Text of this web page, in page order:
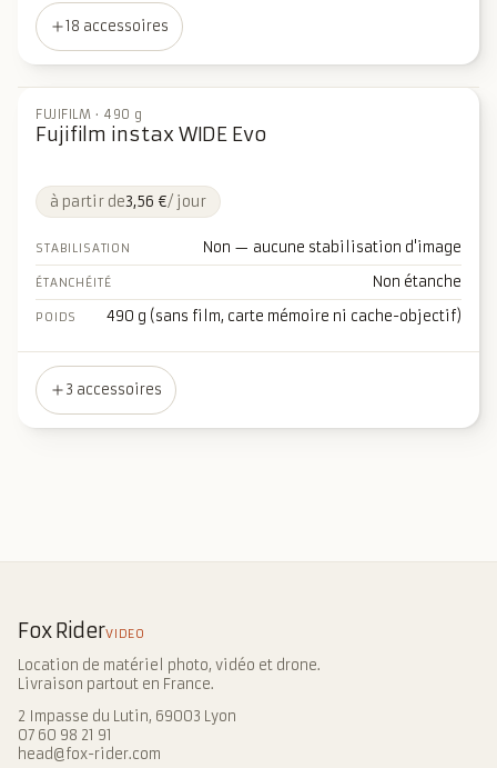
18 accessoires
FUJIFILM · 490 g
Fujifilm instax WIDE Evo
à partir de3,56 €/ jour
STABILISATION Non — aucune stabilisation d'image
ÉTANCHÉITÉ Non étanche
POIDS 490 g (sans film, carte mémoire ni cache-objectif)
3 accessoires
Fox RiderVIDEO
Location de matériel photo, vidéo et drone.
Livraison partout en France.
2 Impasse du Lutin, 69003 Lyon
07 60 98 21 91
head@fox-rider.com